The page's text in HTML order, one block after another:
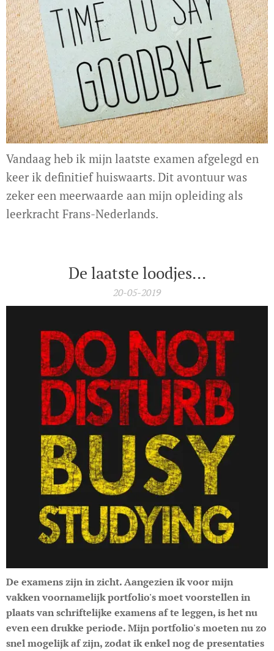
Vandaag heb ik mijn laatste examen afgelegd en
keer ik definitief huiswaarts. Dit avontuur was
zeker een meerwaarde aan mijn opleiding als
leerkracht Frans-Nederlands.
De laatste loodjes...
20-05-2019
De examens zijn in zicht. Aangezien ik voor mijn
vakken voornamelijk portfolio's moet voorstellen in
plaats van schriftelijke examens af te leggen, is het nu
even een drukke periode. Mijn portfolio's moeten nu zo
snel mogelijk af zijn, zodat ik enkel nog de presentaties